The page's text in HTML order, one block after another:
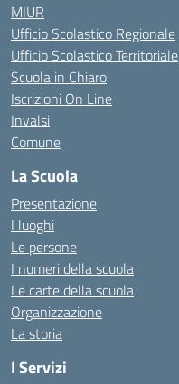
MIUR
Ufficio Scolastico Regionale
Ufficio Scolastico Territoriale
Scuola in Chiaro
Iscrizioni On Line
Invalsi
Comune
La Scuola
Presentazione
I luoghi
Le persone
I numeri della scuola
Le carte della scuola
Organizzazione
La storia
I Servizi